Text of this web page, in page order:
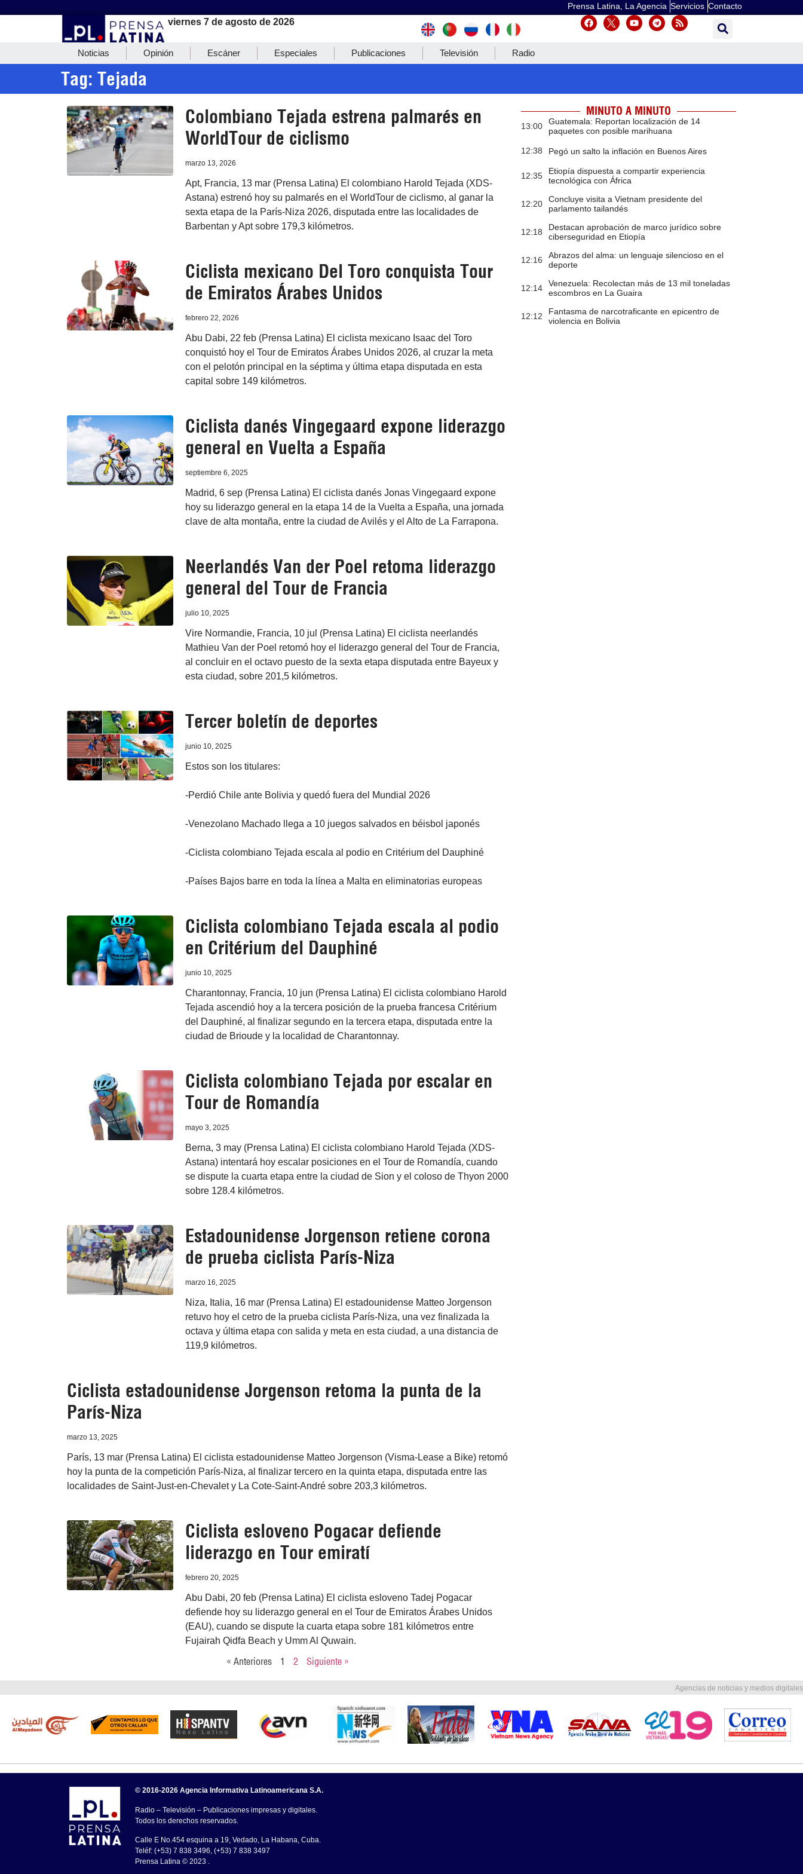
Prensa Latina, La Agencia Servicios Contacto
viernes 7 de agosto de 2026
Noticias Opinión Escáner Especiales Publicaciones Televisión Radio
Tag: Tejada
Colombiano Tejada estrena palmarés en
WorldTour de ciclismo
marzo 13, 2026
Apt, Francia, 13 mar (Prensa Latina) El colombiano Harold Tejada (XDS-
Astana) estrenó hoy su palmarés en el WorldTour de ciclismo, al ganar la
sexta etapa de la París-Niza 2026, disputada entre las localidades de
Barbentan y Apt sobre 179,3 kilómetros.
Ciclista mexicano Del Toro conquista Tour
de Emiratos Árabes Unidos
febrero 22, 2026
Abu Dabi, 22 feb (Prensa Latina) El ciclista mexicano Isaac del Toro
conquistó hoy el Tour de Emiratos Árabes Unidos 2026, al cruzar la meta
con el pelotón principal en la séptima y última etapa disputada en esta
capital sobre 149 kilómetros.
Ciclista danés Vingegaard expone liderazgo
general en Vuelta a España
septiembre 6, 2025
Madrid, 6 sep (Prensa Latina) El ciclista danés Jonas Vingegaard expone
hoy su liderazgo general en la etapa 14 de la Vuelta a España, una jornada
clave de alta montaña, entre la ciudad de Avilés y el Alto de La Farrapona.
Neerlandés Van der Poel retoma liderazgo
general del Tour de Francia
julio 10, 2025
Vire Normandie, Francia, 10 jul (Prensa Latina) El ciclista neerlandés
Mathieu Van der Poel retomó hoy el liderazgo general del Tour de Francia,
al concluir en el octavo puesto de la sexta etapa disputada entre Bayeux y
esta ciudad, sobre 201,5 kilómetros.
Tercer boletín de deportes
junio 10, 2025
Estos son los titulares:
-Perdió Chile ante Bolivia y quedó fuera del Mundial 2026
-Venezolano Machado llega a 10 juegos salvados en béisbol japonés
-Ciclista colombiano Tejada escala al podio en Critérium del Dauphiné
-Países Bajos barre en toda la línea a Malta en eliminatorias europeas
Ciclista colombiano Tejada escala al podio
en Critérium del Dauphiné
junio 10, 2025
Charantonnay, Francia, 10 jun (Prensa Latina) El ciclista colombiano Harold
Tejada ascendió hoy a la tercera posición de la prueba francesa Critérium
del Dauphiné, al finalizar segundo en la tercera etapa, disputada entre la
ciudad de Brioude y la localidad de Charantonnay.
Ciclista colombiano Tejada por escalar en
Tour de Romandía
mayo 3, 2025
Berna, 3 may (Prensa Latina) El ciclista colombiano Harold Tejada (XDS-
Astana) intentará hoy escalar posiciones en el Tour de Romandía, cuando
se dispute la cuarta etapa entre la ciudad de Sion y el coloso de Thyon 2000
sobre 128.4 kilómetros.
Estadounidense Jorgenson retiene corona
de prueba ciclista París-Niza
marzo 16, 2025
Niza, Italia, 16 mar (Prensa Latina) El estadounidense Matteo Jorgenson
retuvo hoy el cetro de la prueba ciclista París-Niza, una vez finalizada la
octava y última etapa con salida y meta en esta ciudad, a una distancia de
119,9 kilómetros.
Ciclista estadounidense Jorgenson retoma la punta de la
París-Niza
marzo 13, 2025
París, 13 mar (Prensa Latina) El ciclista estadounidense Matteo Jorgenson (Visma-Lease a Bike) retomó
hoy la punta de la competición París-Niza, al finalizar tercero en la quinta etapa, disputada entre las
localidades de Saint-Just-en-Chevalet y La Cote-Saint-André sobre 203,3 kilómetros.
Ciclista esloveno Pogacar defiende
liderazgo en Tour emiratí
febrero 20, 2025
Abu Dabi, 20 feb (Prensa Latina) El ciclista esloveno Tadej Pogacar
defiende hoy su liderazgo general en el Tour de Emiratos Árabes Unidos
(EAU), cuando se dispute la cuarta etapa sobre 181 kilómetros entre
Fujairah Qidfa Beach y Umm Al Quwain.
« Anteriores 1 2 Siguiente »
MINUTO A MINUTO
13:00
Guatemala: Reportan localización de 14
paquetes con posible marihuana
12:38 Pegó un salto la inflación en Buenos Aires
12:35
Etiopía dispuesta a compartir experiencia
tecnológica con África
12:20
Concluye visita a Vietnam presidente del
parlamento tailandés
12:18
Destacan aprobación de marco jurídico sobre
ciberseguridad en Etiopía
12:16
Abrazos del alma: un lenguaje silencioso en el
deporte
12:14
Venezuela: Recolectan más de 13 mil toneladas
escombros en La Guaira
12:12
Fantasma de narcotraficante en epicentro de
violencia en Bolivia
Agencias de noticias y medios digitales
© 2016-2026 Agencia Informativa Latinoamericana S.A.
Radio – Televisión – Publicaciones impresas y digitales.
Todos los derechos reservados.
Calle E No.454 esquina a 19, Vedado, La Habana, Cuba.
Teléf: (+53) 7 838 3496, (+53) 7 838 3497
Prensa Latina © 2023 .